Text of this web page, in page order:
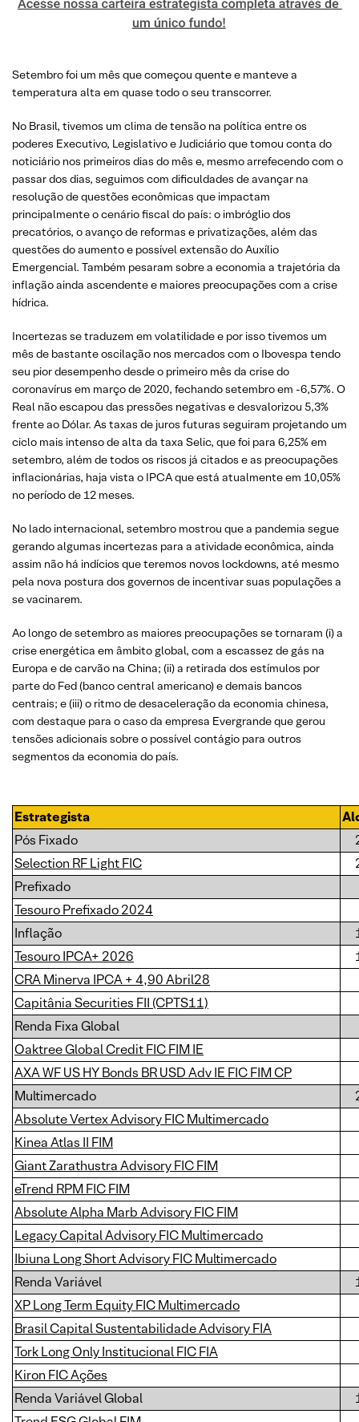
Setembro foi um mês que começou quente e manteve a
temperatura alta em quase todo o seu transcorrer.
No Brasil, tivemos um clima de tensão na política entre os
poderes Executivo, Legislativo e Judiciário que tomou conta do
noticiário nos primeiros dias do mês e, mesmo arrefecendo com o
passar dos dias, seguimos com dificuldades de avançar na
resolução de questões econômicas que impactam
principalmente o cenário fiscal do país: o imbróglio dos
precatórios, o avanço de reformas e privatizações, além das
questões do aumento e possível extensão do Auxílio
Emergencial. Também pesaram sobre a economia a trajetória da
inflação ainda ascendente e maiores preocupações com a crise
hídrica.
Incertezas se traduzem em volatilidade e por isso tivemos um
mês de bastante oscilação nos mercados com o Ibovespa tendo
seu pior desempenho desde o primeiro mês da crise do
coronavírus em março de 2020, fechando setembro em -6,57%. O
Real não escapou das pressões negativas e desvalorizou 5,3%
frente ao Dólar. As taxas de juros futuras seguiram projetando um
ciclo mais intenso de alta da taxa Selic, que foi para 6,25% em
setembro, além de todos os riscos já citados e as preocupações
inflacionárias, haja vista o IPCA que está atualmente em 10,05%
no período de 12 meses.
No lado internacional, setembro mostrou que a pandemia segue
gerando algumas incertezas para a atividade econômica, ainda
assim não há indícios que teremos novos lockdowns, até mesmo
pela nova postura dos governos de incentivar suas populações a
se vacinarem.
Ao longo de setembro as maiores preocupações se tornaram (i) a
crise energética em âmbito global, com a escassez de gás na
Europa e de carvão na China; (ii) a retirada dos estímulos por
parte do Fed (banco central americano) e demais bancos
centrais; e (iii) o ritmo de desaceleração da economia chinesa,
com destaque para o caso da empresa Evergrande que gerou
tensões adicionais sobre o possível contágio para outros
segmentos da economia do país.
Estrategista
Pós Fixado
Selection RF Light FIC
Prefixado
Tesouro Prefixado 2024
Inflação
Tesouro IPCA+ 2026
CRA Minerva IPCA + 4,90 Abril28
Capitânia Securities FII (CPTS11)
Renda Fixa Global
Oaktree Global Credit FIC FIM IE
AXA WF US HY Bonds BR USD Adv IE FIC FIM CP
Multimercado
Absolute Vertex Advisory FIC Multimercado
Kinea Atlas II FIM
Giant Zarathustra Advisory FIC FIM
eTrend RPM FIC FIM
Absolute Alpha Marb Advisory FIC FIM
Legacy Capital Advisory FIC Multimercado
Ibiuna Long Short Advisory FIC Multimercado
Renda Variável
XP Long Term Equity FIC Multimercado
Brasil Capital Sustentabilidade Advisory FIA
Tork Long Only Institucional FIC FIA
Kiron FIC Ações
Renda Variável Global